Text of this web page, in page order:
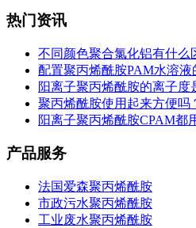
热门资讯
不同颜色聚合氯化铝有什么
配置聚丙烯酰胺PAM水溶液
阳离子聚丙烯酰胺的离子度
聚丙烯酰胺使用起来方便吗
阳离子聚丙烯酰胺CPAM都
产品服务
法国爱森聚丙烯酰胺
市政污水聚丙烯酰胺
工业废水聚丙烯酰胺